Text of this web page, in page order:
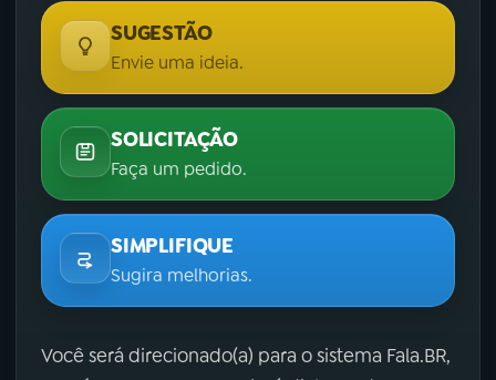
SUGESTÃO
Envie uma ideia.
SOLICITAÇÃO
Faça um pedido.
SIMPLIFIQUE
Sugira melhorias.
Você será direcionado(a) para o sistema Fala.BR,